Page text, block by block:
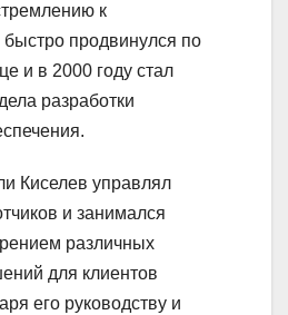
к
продвинулся по
и в 2000 году стал
разработки
Киселев управлял
и занимался
различных
для клиентов
его руководству и